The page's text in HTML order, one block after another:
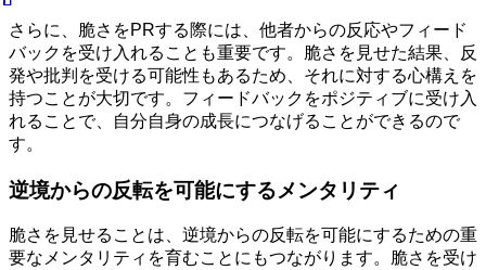
さらに、脆さをPRする際には、他者からの反応やフィード
バックを受け入れることも重要です。脆さを見せた結果、反
発や批判を受ける可能性もあるため、それに対する心構えを
持つことが大切です。フィードバックをポジティブに受け入
れることで、自分自身の成長につなげることができるので
す。
逆境からの反転を可能にするメンタリティ
脆さを見せることは、逆境からの反転を可能にするための重
要なメンタリティを育むことにもつながります。脆さを受け